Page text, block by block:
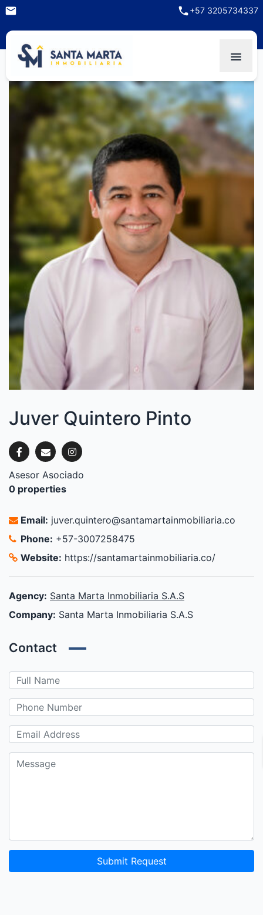
+57 3205734337
Juver Quintero Pinto
Asesor Asociado
0 properties
Email: juver.quintero@santamartainmobiliaria.co
Phone: +57-3007258475
Website: https://santamartainmobiliaria.co/
Agency: Santa Marta Inmobiliaria S.A.S
Company: Santa Marta Inmobiliaria S.A.S
Contact
Submit Request